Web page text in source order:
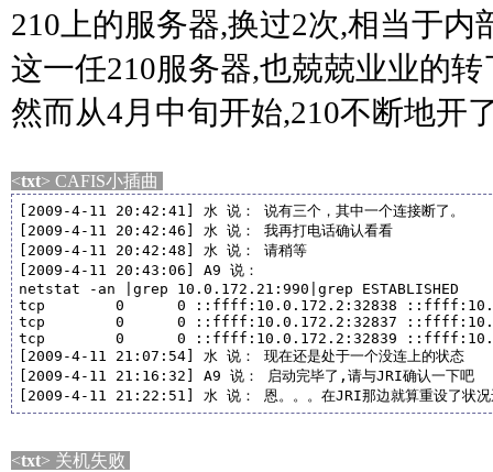
210上的服务器,换过2次,相当于内
这一任210服务器,也兢兢业业的
然而从4月中旬开始,210不断地开
<txt> CAFIS小插曲
[2009-4-11 20:42:41] 水 说： 说有三个，其中一个连接断了。
[2009-4-11 20:42:46] 水 说： 我再打电话确认看看
[2009-4-11 20:42:48] 水 说： 请稍等
[2009-4-11 20:43:06] A9 说：
netstat -an |grep 10.0.172.21:990|grep ESTABLISHED
tcp        0      0 ::ffff:10.0.172.2:32838
tcp        0      0 ::ffff:10.0.172.2:32837
tcp        0      0 ::ffff:10.0.172.2:32839
[2009-4-11 21:07:54] 水 说： 现在还是处于一个没连上的状态
[2009-4-11 21:16:32] A9 说： 启动完毕了,请与JRI确认一下吧
[2009-4-11 21:22:51] 水 说： 恩。。。在JRI那边就算重设了状况
<txt> 关机失败